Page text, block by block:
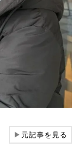
▶元記事を見る